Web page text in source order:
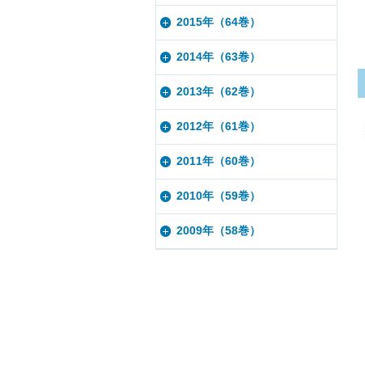
2015年（64巻）
2014年（63巻）
2013年（62巻）
2012年（61巻）
2011年（60巻）
2010年（59巻）
2009年（58巻）